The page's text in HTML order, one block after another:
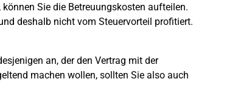
Sie die Betreuungskosten aufteilen.
deshalb nicht vom Steuervorteil profitiert.
an, der den Vertrag mit der
machen wollen, sollten Sie also auch